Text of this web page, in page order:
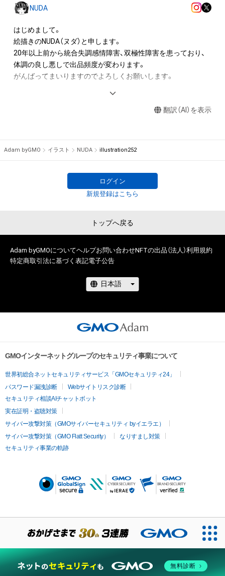
よび無料配布をする
・アイテム画像を使用した二次創作物（ご自身で描いたイラスト
など）を作成する
アイテムに関する注意事項
・本アイテムに関する創作物(画像および映像、音楽、商標または
ロゴ等を含みますがこれらに限られません。)にかかる知的財産
産権(それらの権利を取得し、又はそれらの権利につき登録等を
出願する権利を含みます。)を意味します。)は、本アイテムの著
知的財産権を有することを意味しません。
の管理委託を受けている者からの事前の同意なしに、上記の「本
アイテムの保有者が有する権利」の範囲を超えた行為、知的財産
せん。)を行うことはできません。
・本アイテムに関する創作物の利用については、公序良俗や法令
に反する利用またはその恐れのある利用など、作成者が不適切
であると判断した場合、利用をお断りさせていただきます。
このアイテムに関するお問い合わせ先
NUDA
はじめまして。
絵描きのNUDA（ヌダ）と申します。
20年以上前から統合失調感情障害、双極性障害を患っており、
体調の良し悪しで出品頻度が変わります。
がんばってまいりますのでよろしくお願いします。
その後フリーランスにて、イラスト制作やグラフィックデザイ
その他、漫画を制作していた期間もあり、
様々な創作活動を展開し続けております。
どうぞよろしくお願いします。
翻訳（AI）を表示
Adam byGMO イラスト NUDA illustration252
ログイン
新規登録はこちら
トップへ戻る
Adam byGMOについてヘルプお問い合わせNFTの出品（法人）利用規約
特定商取引法に基づく表記電子公告
GMOインターネットグループのセキュリティ事業について
世界初総合ネットセキュリティサービス「GMOセキュリティ24」
パスワード漏洩診断
Webサイトリスク診断
セキュリティ相談AIチャットボット
実在証明・盗聴対策
サイバー攻撃対策（GMOサイバーセキュリティ byイエラエ）
サイバー攻撃対策（GMO Flatt Security）
なりすまし対策
セキュリティ事業の軌跡
無料診断